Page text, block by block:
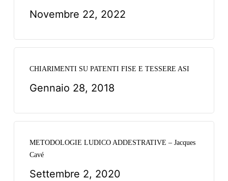
Novembre 22, 2022
CHIARIMENTI SU PATENTI FISE E TESSERE ASI
Gennaio 28, 2018
METODOLOGIE LUDICO ADDESTRATIVE – Jacques
Cavé
Settembre 2, 2020